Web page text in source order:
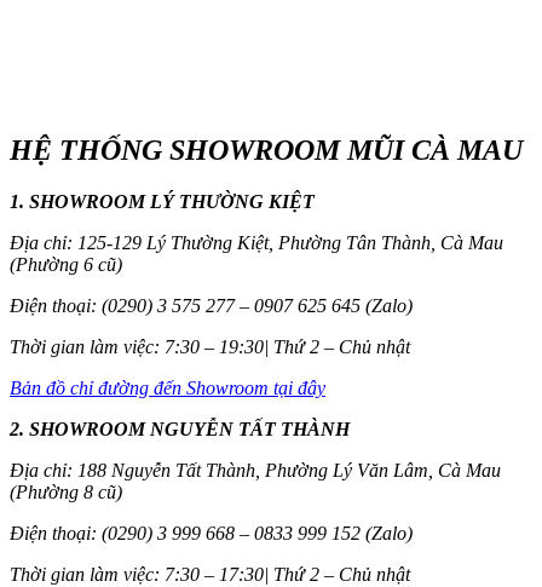
HỆ THỐNG SHOWROOM MŨI CÀ MAU
1. SHOWROOM LÝ THƯỜNG KIỆT
Địa chỉ: 125-129 Lý Thường Kiệt, Phường Tân Thành, Cà Mau
(Phường 6 cũ)
Điện thoại: (0290) 3 575 277 – 0907 625 645 (Zalo)
Thời gian làm việc: 7:30 – 19:30| Thứ 2 – Chủ nhật
Bản đồ chỉ đường đến Showroom tại đây
2. SHOWROOM NGUYỄN TẤT THÀNH
Địa chỉ: 188 Nguyễn Tất Thành, Phường Lý Văn Lâm, Cà Mau
(Phường 8 cũ)
Điện thoại: (0290) 3 999 668 – 0833 999 152 (Zalo)
Thời gian làm việc: 7:30 – 17:30| Thứ 2 – Chủ nhật